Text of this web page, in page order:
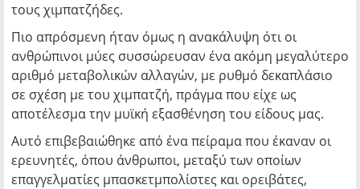
τους χιμπατζήδες.
Πιο απρόσμενη ήταν όμως η ανακάλυψη ότι οι
ανθρώπινοι μύες συσσώρευσαν ένα ακόμη μεγαλύτερο
αριθμό μεταβολικών αλλαγών, με ρυθμό δεκαπλάσιο
σε σχέση με του χιμπατζή, πράγμα που είχε ως
αποτέλεσμα την μυϊκή εξασθένηση του είδους μας.
Αυτό επιβεβαιώθηκε από ένα πείραμα που έκαναν οι
ερευνητές, όπου άνθρωποι, μεταξύ των οποίων
επαγγελματίες μπασκετμπολίστες και ορειβάτες,